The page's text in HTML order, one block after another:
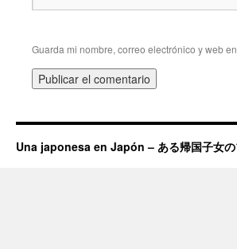
Guarda mi nombre, correo electrónico y web
Una japonesa en Japón – ある帰国子女